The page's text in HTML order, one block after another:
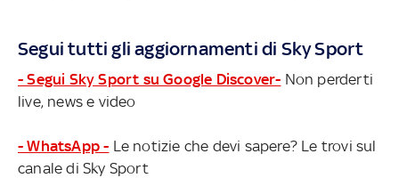
Segui tutti gli aggiornamenti di Sky Sport
- Segui Sky Sport su Google Discover- Non perderti
live, news e video
- WhatsApp - Le notizie che devi sapere? Le trovi sul
canale di Sky Sport